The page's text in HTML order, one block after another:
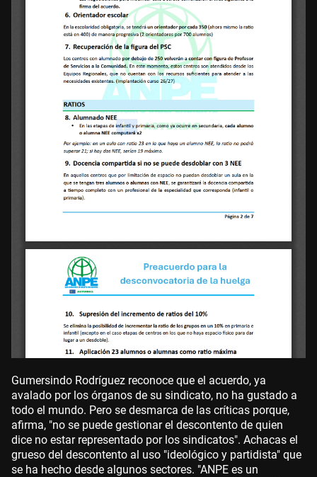
Gumersindo Rodríguez reconoce que el acuerdo, ya
avalado por los órganos de su sindicato, no ha gustado a
todo el mundo. Pero se desmarca de las críticas porque,
afirma, "no se puede gestionar el descontento de quien
dice no estar representado por los sindicatos". Achacas el
grueso del descontento al uso "ideológico y partidista" que
se ha hecho desde algunos sectores. "ANPE es un